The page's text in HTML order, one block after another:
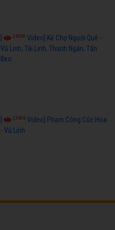
24590 Video] Kẻ Chợ Người Quê -
Vũ Linh, Tài Linh, Thanh Ngân, Tấn
Beo
23606 Video] Phạm Công Cúc Hoa
- Vũ Linh